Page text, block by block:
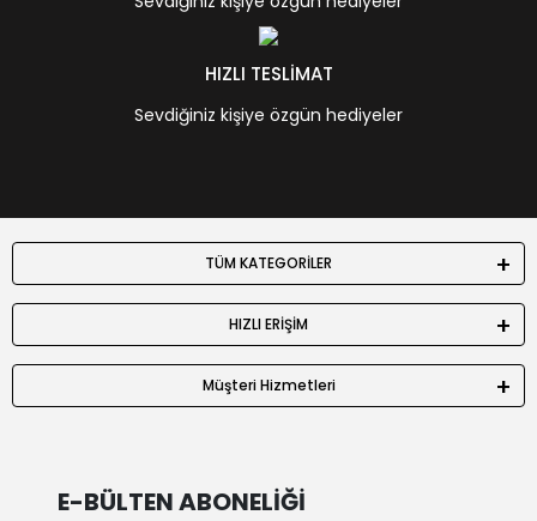
HIZLI TESLİMAT
Sevdiğiniz kişiye özgün hediyeler
TÜM KATEGORİLER
HIZLI ERİŞİM
Müşteri Hizmetleri
E-BÜLTEN ABONELİĞİ